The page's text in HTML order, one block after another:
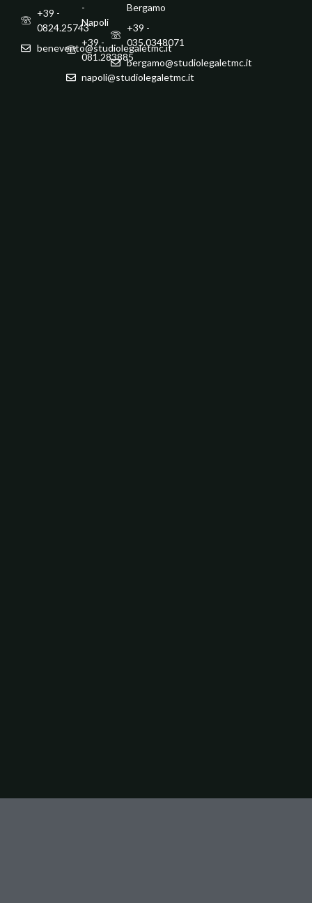
+39 -
0824.25743
benevento@studiolegaletmc.it
-
Napoli
+39 -
081.283885
napoli@studiolegaletmc.it
Bergamo
+39 -
035.0348071
bergamo@studiolegaletmc.it